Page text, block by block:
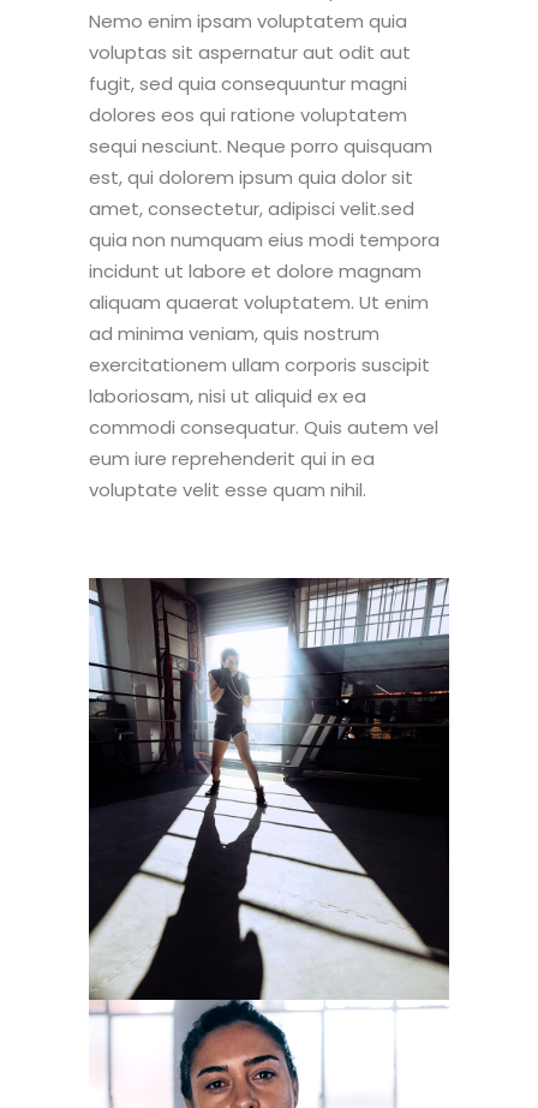
Nemo enim ipsam voluptatem quia
voluptas sit aspernatur aut odit aut
fugit, sed quia consequuntur magni
dolores eos qui ratione voluptatem
sequi nesciunt. Neque porro quisquam
est, qui dolorem ipsum quia dolor sit
amet, consectetur, adipisci velit.sed
quia non numquam eius modi tempora
incidunt ut labore et dolore magnam
aliquam quaerat voluptatem. Ut enim
ad minima veniam, quis nostrum
exercitationem ullam corporis suscipit
laboriosam, nisi ut aliquid ex ea
commodi consequatur. Quis autem vel
eum iure reprehenderit qui in ea
voluptate velit esse quam nihil.